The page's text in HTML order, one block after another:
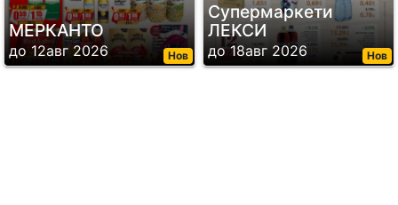
Нов
МЕРКАНТО
до 12авг 2026 Нов
Супермаркети
ЛЕКСИ
до 18авг 2026